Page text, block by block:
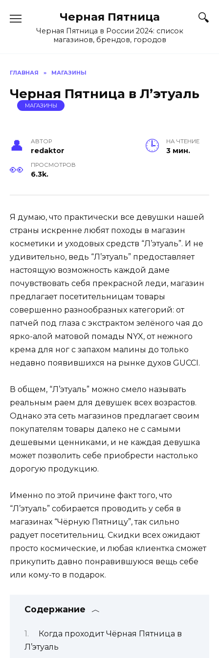
содержанию
Черная Пятница
Черная Пятница в России 2024: список
магазинов, брендов, городов
ГЛАВНАЯ » МАГАЗИНЫ
Черная Пятница в Л’этуаль
МАГАЗИНЫ
АВТОР
redaktor
НА ЧТЕНИЕ
3 мин.
ПРОСМОТРОВ
6.3k.
Я думаю, что практически все девушки нашей
страны искренне любят походы в магазин
косметики и уходовых средств “Л’этуаль”. И не
удивительно, ведь “Л’этуаль” предоставляет
настоящую возможность каждой даме
почувствовать себя прекрасной леди, магазин
предлагает посетительницам товары
совершенно разнообразных категорий: от
патчей под глаза с экстрактом зелёного чая до
ярко-алой матовой помады NYX, от нежного
крема для ног с запахом малины до только
недавно появившихся на рынке духов GUCCI.
В общем, “Л’этуаль” можно смело называть
реальным раем для девушек всех возрастов.
Однако эта сеть магазинов предлагает своим
покупателям товары далеко не с самыми
дешевыми ценниками, и не каждая девушка
может позволить себе приобрести настолько
дорогую продукцию.
Именно по этой причине факт того, что
“Л’этуаль” собирается проводить у себя в
магазинах “Чёрную Пятницу”, так сильно
радует посетительниц. Скидки всех ожидают
просто космические, и любая клиентка сможет
прикупить давно понравившуюся вещь себе
или кому-то в подарок.
Содержание
Когда проходит Чёрная Пятница в
Л’этуаль